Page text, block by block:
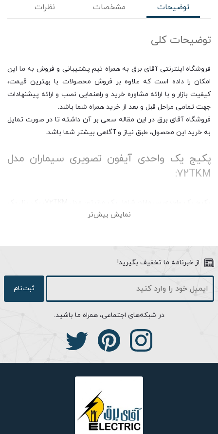
توضیحات مشخصات نظرات
توضیحات کلی
فروشگاه اینترنتی آقای برق به همراه تیم پشتیبانی و فروش به ما این
امکان را داده است که علاوه بر فروش محصولات با بهترین قیمت،
کیفیت بازار و با ارائه مشاوره خرید و راهنمایی نصب و ارائه پیشنهادات
جهت تمامی مراحل قبل و بعد از خرید همراه شما باشد.
فروشگاه آقای برق در این مقاله سعی بر آن داشته تا در صورت تمایل
به خرید این محصول، طبق نیاز و آگاهی بیشتر شما باشد.
پکیج یک واحدی آیفون تصویری سیماران مدل
72TKM:
واحدی، یک منبع تغذیه یا ترانس و یک قفل درب باز کن حیاطی می
ویژگی های مانیتور مدل 72TKM :
این مانیتور دارای بدنه ای مستطیلی شکل، ابعادی باریک با مشخصات
315*173*45 میلی متر و وزن حدود 1.3 کیلوگرم می باشد. از این
محصول به عنوان باریک ترین و ظریف ترین مانیتور شرکت سیماران
100 عدد فیلم 15 ثانیه ای را دارد که فیلم های ضبط شده توسط این
آیفون دارای صدا نیز می باشد. در صورت کمبود حافظه برای نگهداری
عکس و فیلم های کاربر، پورتی جهت ارتقا حافظه در این محصول تعبیه
نمایش بیش‌تر
از خبرنامه ما تخفیف بگیرید!
ثبت‌نام
در شبکه‌های اجتماعی، همراه ما باشید.